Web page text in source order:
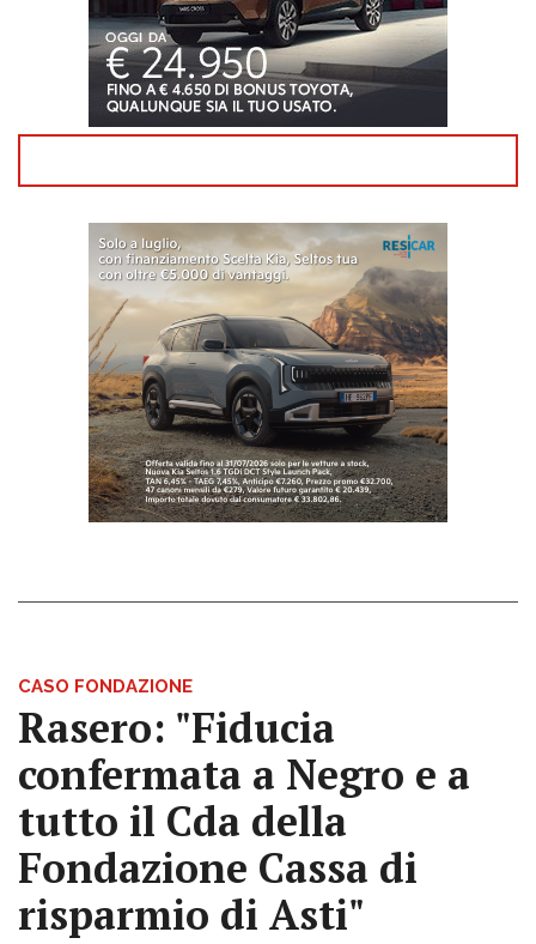
CASO FONDAZIONE
Rasero: "Fiducia
confermata a Negro e a
tutto il Cda della
Fondazione Cassa di
risparmio di Asti"